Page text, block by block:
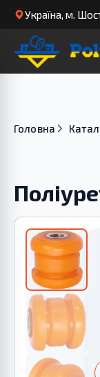
Українa, м.
Головна